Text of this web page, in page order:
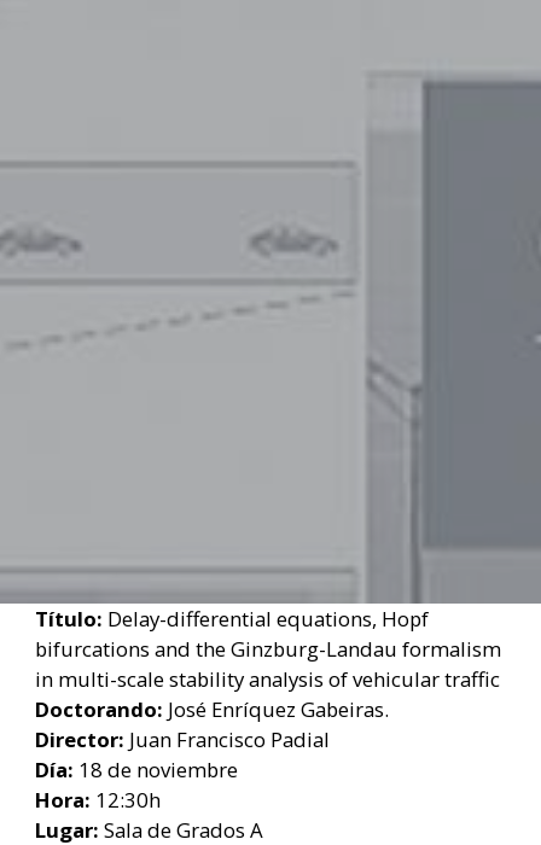
Título: Delay-differential equations, Hopf
bifurcations and the Ginzburg-Landau formalism
in multi-scale stability analysis of vehicular traffic
Doctorando: José Enríquez Gabeiras.
Director: Juan Francisco Padial
Día: 18 de noviembre
Hora: 12:30h
Lugar: Sala de Grados A